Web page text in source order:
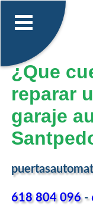
¿Que
reparar
garaje
618 804 096-